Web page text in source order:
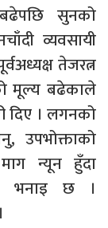
बढेपछि सुनको
व्यवसायी
तेजरत्न
मूल्य बढेकाले
दिए । लगनको
उपभोक्ताको
न्यून हुँदा
भनाइ छ ।